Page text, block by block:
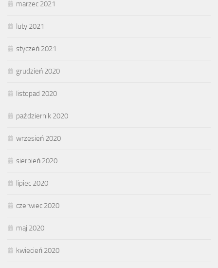
marzec 2021
luty 2021
styczeń 2021
grudzień 2020
listopad 2020
październik 2020
wrzesień 2020
sierpień 2020
lipiec 2020
czerwiec 2020
maj 2020
kwiecień 2020